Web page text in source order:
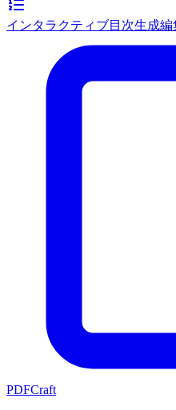
インタラクティブ目次生成編
PDFCraft